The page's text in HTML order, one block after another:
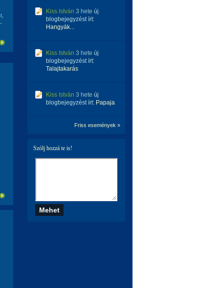
Kiss István 3 hete új
blogbejegyzést írt:
Hangyák...
Kiss István 3 hete új
blogbejegyzést írt:
Talajtakarás
Kiss István 3 hete új
blogbejegyzést írt: Papaja
Friss események »
Szólj hozzá te is!